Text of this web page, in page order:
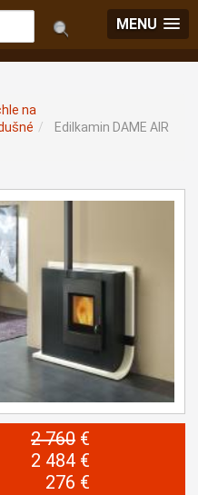
MENU
na
/
Edilkamin DAME AIR
2 760 €
2 484 €
276 €